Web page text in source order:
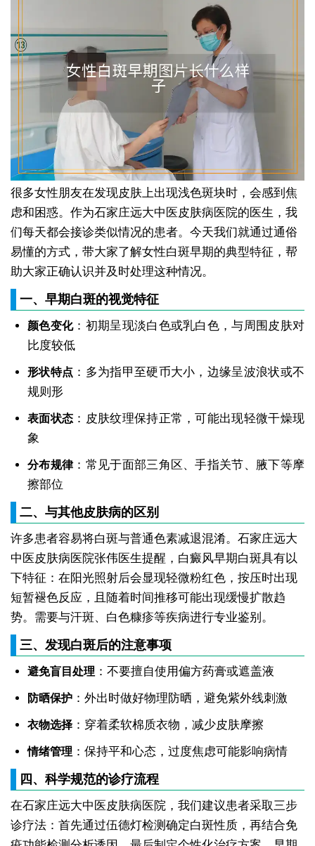
很多女性朋友在发现皮肤上出现浅色斑块时，会感到焦
虑和困惑。作为石家庄远大中医皮肤病医院的医生，我
们每天都会接诊类似情况的患者。今天我们就通过通俗
易懂的方式，带大家了解女性白斑早期的典型特征，帮
助大家正确认识并及时处理这种情况。
一、早期白斑的视觉特征
颜色变化：初期呈现淡白色或乳白色，与周围皮肤对
比度较低
形状特点 ：多为指甲至硬币大小，边缘呈波浪状或不
规则形
表面状态 ：皮肤纹理保持正常，可能出现轻微干燥现
象
分布规律：常见于面部三角区、手指关节、腋下等摩
擦部位
二、与其他皮肤病的区别
许多患者容易将白斑与普通色素减退混淆。石家庄远大
中医皮肤病医院张伟医生提醒，白癜风早期白斑具有以
下特征：在阳光照射后会显现轻微粉红色，按压时出现
短暂褪色反应，且随着时间推移可能出现缓慢扩散趋
势。需要与汗斑、白色糠疹等疾病进行专业鉴别。
三、发现白斑后的注意事项
避免盲目处理 ：不要擅自使用偏方药膏或遮盖液
防晒保护：外出时做好物理防晒，避免紫外线刺激
衣物选择：穿着柔软棉质衣物，减少皮肤摩擦
情绪管理 ：保持平和心态，过度焦虑可能影响病情
四、科学规范的诊疗流程
在石家庄远大中医皮肤病医院，我们建议患者采取三步
诊疗法：首先通过伍德灯检测确定白斑性质，再结合免